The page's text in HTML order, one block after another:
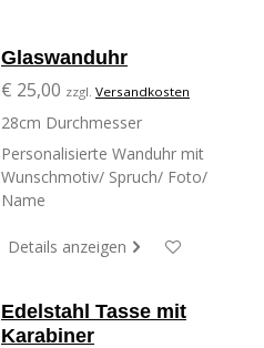
Glaswanduhr
€ 25,00 zzgl. Versandkosten
28cm Durchmesser
Personalisierte Wanduhr mit
Wunschmotiv/ Spruch/ Foto/
Name
Details anzeigen
Edelstahl Tasse mit
Karabiner